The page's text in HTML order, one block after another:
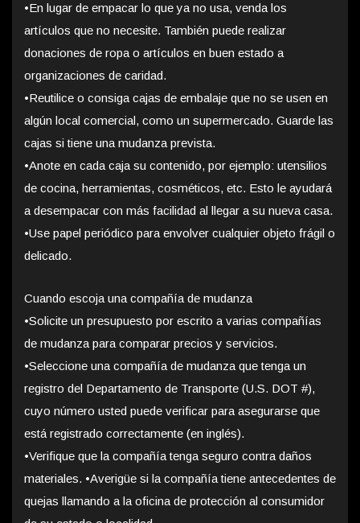
•En lugar de empacar lo que ya no usa, venda los
artículos que no necesite. También puede realizar
donaciones de ropa o artículos en buen estado a
organizaciones de caridad.
•Reutilice o consiga cajas de embalaje que no se usen en
algún local comercial, como un supermercado. Guarde las
cajas si tiene una mudanza prevista.
•Anote en cada caja su contenido, por ejemplo: utensilios
de cocina, herramientas, cosméticos, etc. Esto le ayudará
a desempacar con más facilidad al llegar a su nueva casa.
•Use papel periódico para envolver cualquier objeto frágil o
delicado.
Cuando escoja una compañía de mudanza
•Solicite un presupuesto por escrito a varias compañías
de mudanza para comparar precios y servicios.
•Seleccione una compañía de mudanza que tenga un
registro del Departamento de Transporte (U.S. DOT #),
cuyo número usted puede verificar para asegurarse que
está registrado correctamente (en inglés).
•Verifique que la compañía tenga seguro contra daños
materiales. •Averigüe si la compañía tiene antecedentes de
quejas llamando a la oficina de protección al consumidor